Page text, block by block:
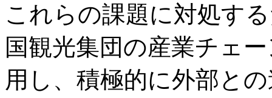
これらの課題に対処す
国観光集団の産業チェ
用し、積極的に外部と